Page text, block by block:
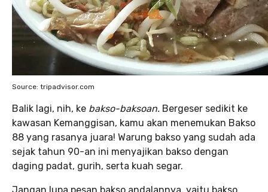
Source: tripadvisor.com
Balik lagi, nih, ke bakso-baksoan. Bergeser sedikit ke
kawasan Kemanggisan, kamu akan menemukan Bakso
88 yang rasanya juara! Warung bakso yang sudah ada
sejak tahun 90-an ini menyajikan bakso dengan
daging padat, gurih, serta kuah segar.